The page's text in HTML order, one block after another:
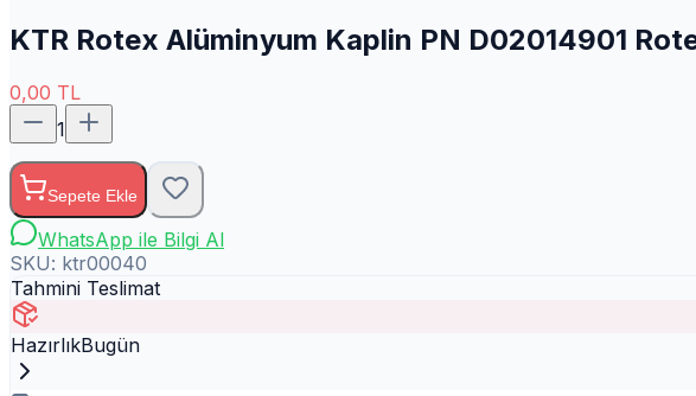
KTR Rotex Alüminyum Kaplin PN D02014901
0,00 TL
1
Sepete Ekle
WhatsApp ile Bilgi Al
SKU: ktr00040
Tahmini Teslimat
HazırlıkBugün